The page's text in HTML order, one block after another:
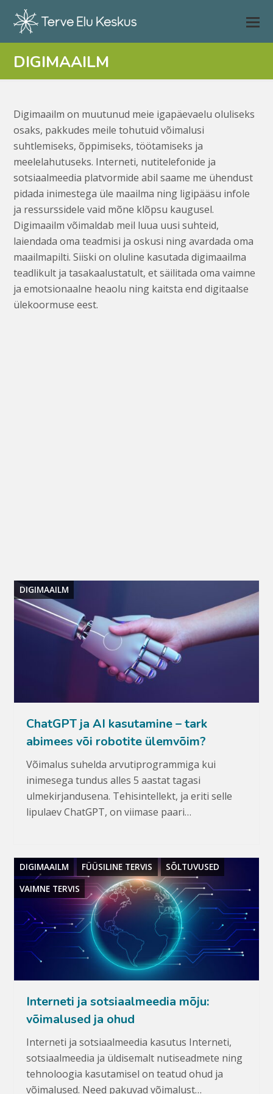
DIGIMAAILM
Digimaailm on muutunud meie igapäevaelu oluliseks
osaks, pakkudes meile tohutuid võimalusi
suhtlemiseks, õppimiseks, töötamiseks ja
meelelahutuseks. Interneti, nutitelefonide ja
sotsiaalmeedia platvormide abil saame me ühendust
pidada inimestega üle maailma ning ligipääsu infole
ja ressurssidele vaid mõne klõpsu kaugusel.
Digimaailm võimaldab meil luua uusi suhteid,
laiendada oma teadmisi ja oskusi ning avardada oma
maailmapilti. Siiski on oluline kasutada digimaailma
teadlikult ja tasakaalustatult, et säilitada oma vaimne
ja emotsionaalne heaolu ning kaitsta end digitaalse
ülekoormuse eest.
DIGIMAAILM
ChatGPT ja AI kasutamine – tark
abimees või robotite ülemvõim?
Võimalus suhelda arvutiprogrammiga kui
inimesega tundus alles 5 aastat tagasi
ulmekirjandusena. Tehisintellekt, ja eriti selle
lipulaev ChatGPT, on viimase paari…
DIGIMAAILM FÜÜSILINE TERVIS
SÕLTUVUSED
VAIMNE TERVIS
Interneti ja sotsiaalmeedia mõju:
võimalused ja ohud
Interneti ja sotsiaalmeedia kasutus Interneti,
sotsiaalmeedia ja üldisemalt nutiseadmete ning
tehnoloogia kasutamisel on teatud ohud ja
võimalused. Need pakuvad võimalust…